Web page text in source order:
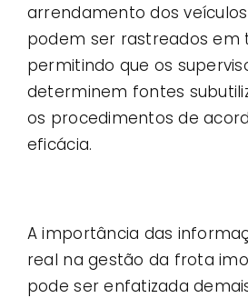
arrendamento dos
podem ser rastreados em
permitindo que os
determinem fontes
os procedimentos de
eficácia.
A importância das
real na gestão da frota
pode ser enfatizada